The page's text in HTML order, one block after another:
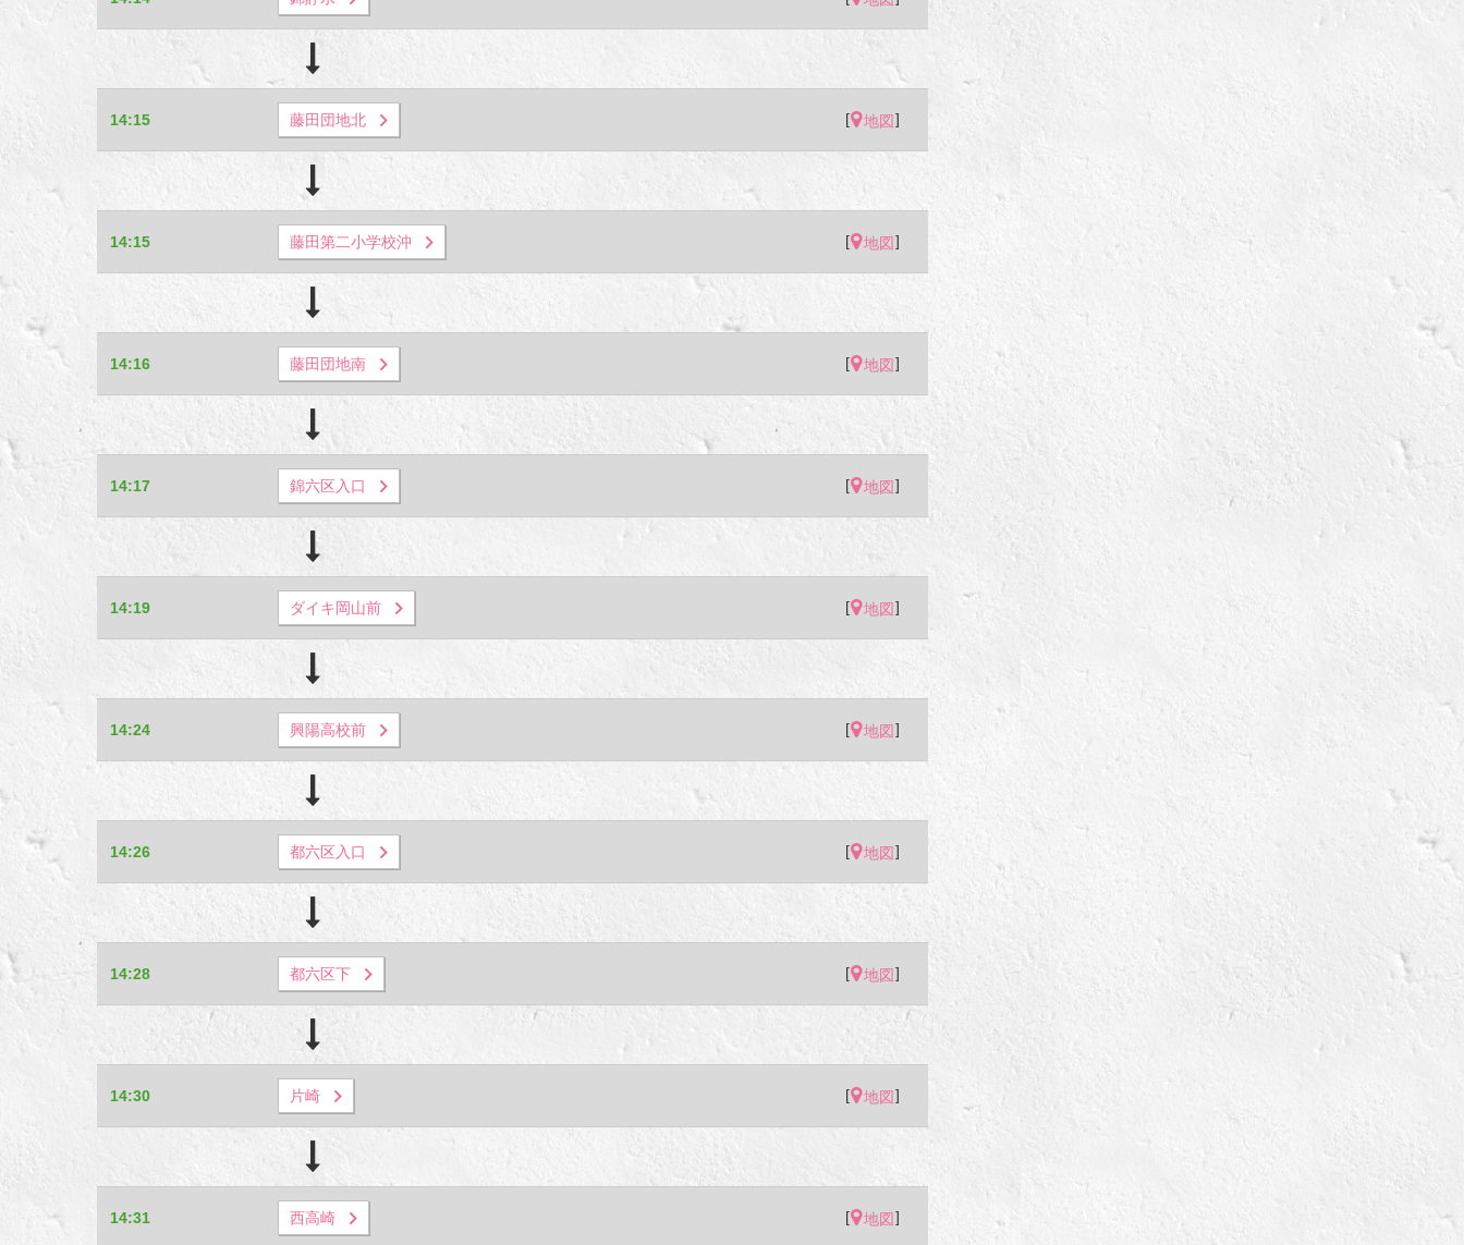
14:15 藤田団地北 [ 地図]
14:15 藤田第二小学校沖 [ 地図]
14:16 藤田団地南 [ 地図]
14:17 錦六区入口 [ 地図]
14:19 ダイキ岡山前 [ 地図]
14:24 興陽高校前 [ 地図]
14:26 都六区入口 [ 地図]
14:28 都六区下 [ 地図]
14:30 片崎 [ 地図]
14:31 西高崎 [ 地図]